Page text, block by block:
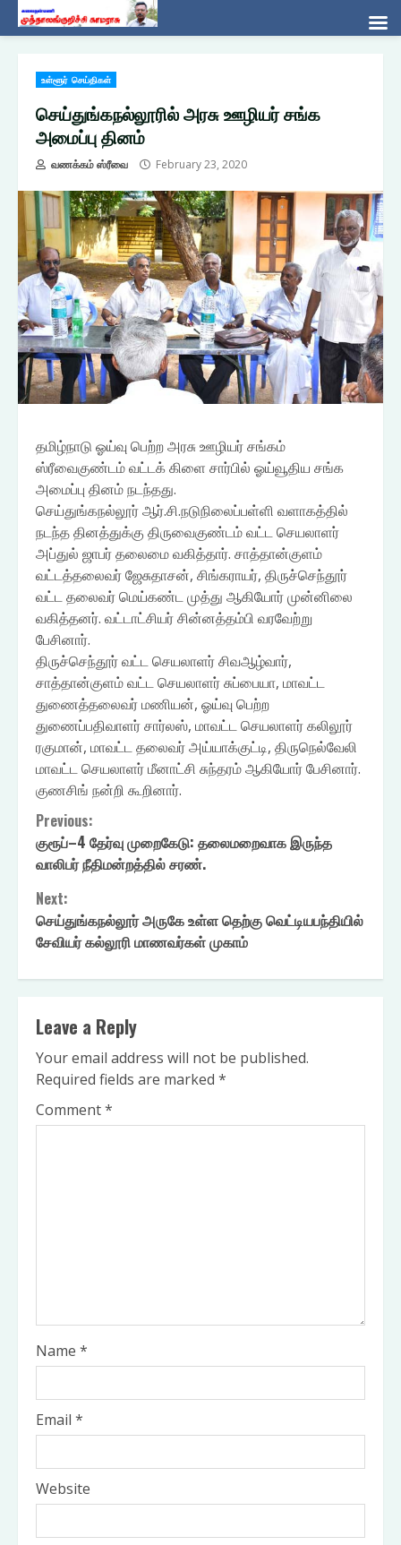
content
உள்ளூர் செய்திகள்
செய்துங்கநல்லூரில் அரசு ஊழியர் சங்க
அமைப்பு தினம்
வணக்கம் ஸ்ரீவை February 23, 2020
தமிழ்நாடு ஓய்வு பெற்ற அரசு ஊழியர் சங்கம்
ஸ்ரீவைகுண்டம் வட்டக் கிளை சார்பில் ஓய்வூதிய சங்க
அமைப்பு தினம் நடந்தது.
செய்துங்கநல்லூர் ஆர்.சி.நடுநிலைப்பள்ளி வளாகத்தில்
நடந்த தினத்துக்கு திருவைகுண்டம் வட்ட செயலாளர்
அப்துல் ஜாபர் தலைமை வகித்தார். சாத்தான்குளம்
வட்டத்தலைவர் ஜேசுதாசன், சிங்கராயர், திருச்செந்தூர்
வட்ட தலைவர் மெய்கண்ட முத்து ஆகியோர் முன்னிலை
வகித்தனர். வட்டாட்சியர் சின்னத்தம்பி வரவேற்று
பேசினார்.
திருச்செந்தூர் வட்ட செயலாளர் சிவஆழ்வார்,
சாத்தான்குளம் வட்ட செயலாளர் சுப்பையா, மாவட்ட
துணைத்தலைவர் மணியன், ஓய்வு பெற்ற
துணைப்பதிவாளர் சார்லஸ், மாவட்ட செயலாளர் கலிலூர்
ரகுமான், மாவட்ட தலைவர் அய்யாக்குட்டி, திருநெல்வேலி
மாவட்ட செயலாளர் மீனாட்சி சுந்தரம் ஆகியோர் பேசினார்.
குணசிங் நன்றி கூறினார்.
Continue
Reading
Previous:
குரூப்–4 தேர்வு முறைகேடு: தலைமறைவாக இருந்த
வாலிபர் நீதிமன்றத்தில் சரண்.
Next:
செய்துங்கநல்லூர் அருகே உள்ள தெற்கு வெட்டியபந்தியில்
சேவியர் கல்லூரி மாணவர்கள் முகாம்
Leave a Reply
Your email address will not be published.
Required fields are marked *
Comment*
Name *
Email *
Website